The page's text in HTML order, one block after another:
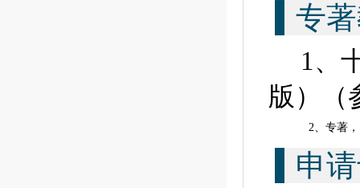
专
1、十
版）（
2、专著，
申